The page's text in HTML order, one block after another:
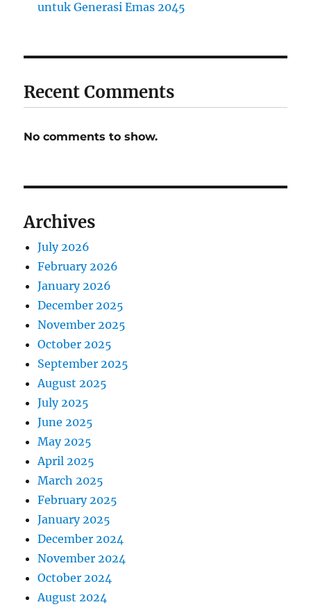
untuk Generasi Emas 2045
Recent Comments
No comments to show.
Archives
July 2026
February 2026
January 2026
December 2025
November 2025
October 2025
September 2025
August 2025
July 2025
June 2025
May 2025
April 2025
March 2025
February 2025
January 2025
December 2024
November 2024
October 2024
August 2024